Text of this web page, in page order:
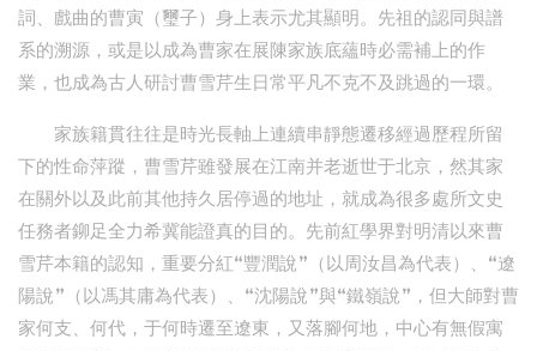
詞、戲曲的曹寅（璽子）身上表示尤其顯明。先祖的認同與譜
系的溯源，或是以成為曹家在展陳家族底蘊時必需補上的作
業，也成為古人研討曹雪芹生日常平凡不克不及跳過的一環。
家族籍貫往往是時光長軸上連續串靜態遷移經過歷程所留
下的性命萍蹤，曹雪芹雖發展在江南并老逝世于北京，然其家
在關外以及此前其他持久居停過的地址，就成為很多處所文史
任務者鉚足全力希冀能證真的目的。先前紅學界對明清以來曹
雪芹本籍的認知，重要分紅“豐潤說”（以周汝昌為代表）、“遼
陽說”（以馮其庸為代表）、“沈陽說”與“鐵嶺說”，但大師對曹
家何支、何代，于何時遷至遼東，又落腳何地，中心有無假寓